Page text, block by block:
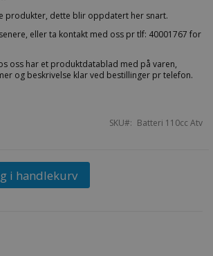
produkter, dette blir oppdatert her snart.
eller ta kontakt med oss pr tlf: 40001767 for
oss har et produktdatablad med på varen,
og beskrivelse klar ved bestillinger pr telefon.
SKU Batteri 110cc Atv
i handlekurv